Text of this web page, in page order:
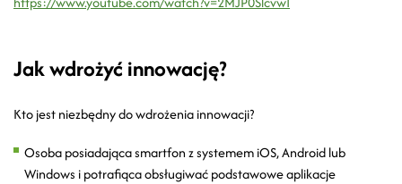
Jak wdrożyć innowację?
Kto jest niezbędny do wdrożenia innowacji?
Osoba posiadająca smartfon z systemem iOS, Android lub
Windows i potrafiąca obsługiwać podstawowe aplikacje